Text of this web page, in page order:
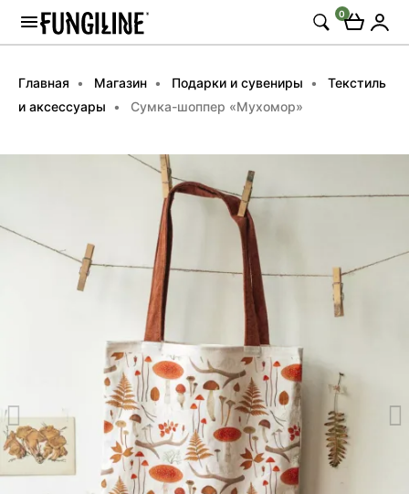
0
Главная Магазин Подарки и сувениры
Текстиль
и аксессуары
Сумка-шоппер «Мухомор»